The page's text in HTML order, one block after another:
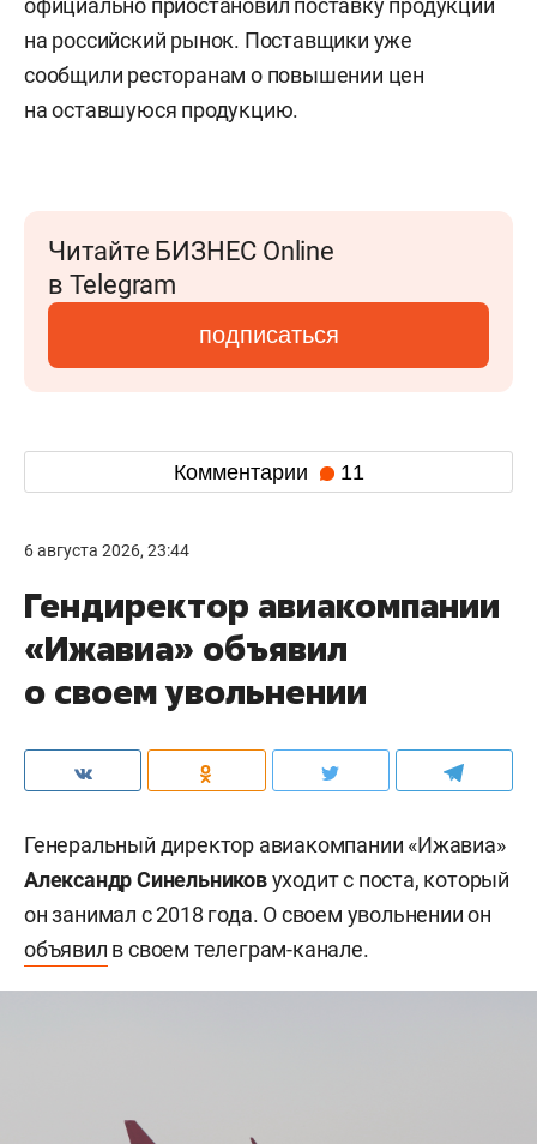
официально приостановил поставку продукции
на российский рынок. Поставщики уже
сообщили ресторанам о повышении цен
на оставшуюся продукцию.
Читайте БИЗНЕС Online
в Telegram
подписаться
Комментарии 11
6 августа 2026, 23:44
Гендиректор авиакомпании
«Ижавиа» объявил
о своем увольнении
Генеральный директор авиакомпании «Ижавиа»
Александр Синельниковуходит с поста, который
он занимал с 2018 года. О своем увольнении он
объявил в своем телеграм-канале.